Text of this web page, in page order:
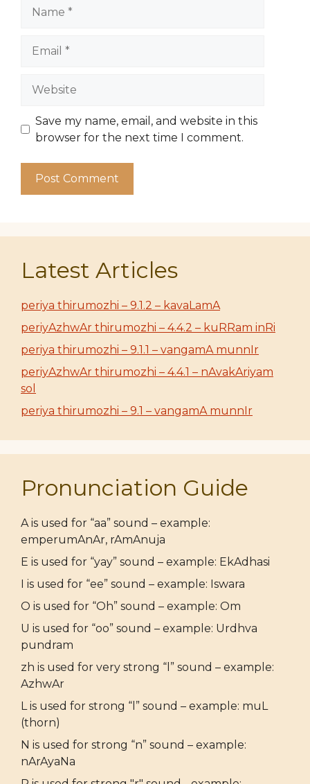
Website
Save my name, email, and website in this
browser for the next time I comment.
Latest Articles
periya thirumozhi – 9.1.2 – kavaLamA
periyAzhwAr thirumozhi – 4.4.2 – kuRRam inRi
periya thirumozhi – 9.1.1 – vangamA munnIr
periyAzhwAr thirumozhi – 4.4.1 – nAvakAriyam
sol
periya thirumozhi – 9.1 – vangamA munnIr
Pronunciation Guide
A is used for “aa” sound – example:
emperumAnAr, rAmAnuja
E is used for “yay” sound – example: EkAdhasi
I is used for “ee” sound – example: Iswara
O is used for “Oh” sound – example: Om
U is used for “oo” sound – example: Urdhva
pundram
zh is used for very strong “l” sound – example:
AzhwAr
L is used for strong “l” sound – example: muL
(thorn)
N is used for strong “n” sound – example:
nArAyaNa